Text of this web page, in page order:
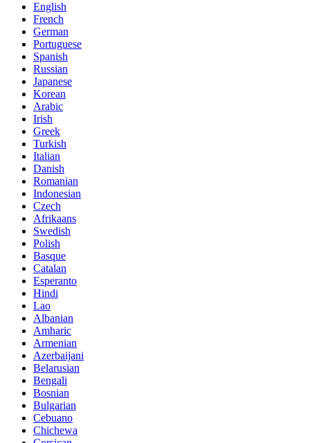
English
French
German
Portuguese
Spanish
Russian
Japanese
Korean
Arabic
Irish
Greek
Turkish
Italian
Danish
Romanian
Indonesian
Czech
Afrikaans
Swedish
Polish
Basque
Catalan
Esperanto
Hindi
Lao
Albanian
Amharic
Armenian
Azerbaijani
Belarusian
Bengali
Bosnian
Bulgarian
Cebuano
Chichewa